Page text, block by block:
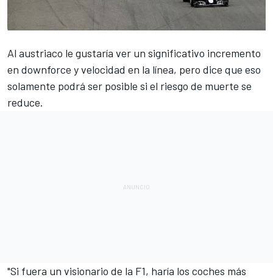
Al austriaco le gustaría ver un significativo incremento
en downforce y velocidad en la línea, pero dice que eso
solamente podrá ser posible si el riesgo de muerte se
reduce.
"Si fuera un visionario de la F1, haría los coches más